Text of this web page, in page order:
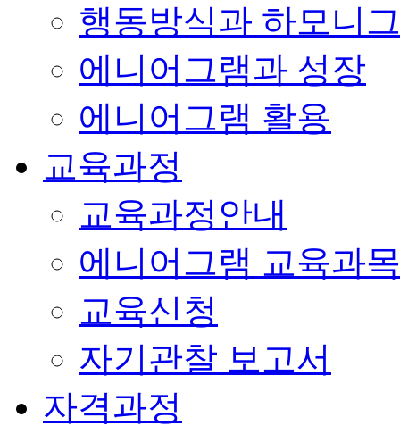
행동방식과 하모니
에니어그램과 성장
에니어그램 활용
교육과정
교육과정안내
에니어그램 교육과목
교육신청
자기관찰 보고서
자격과정